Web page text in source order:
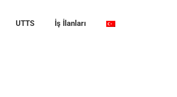
UTTS İş İlanları